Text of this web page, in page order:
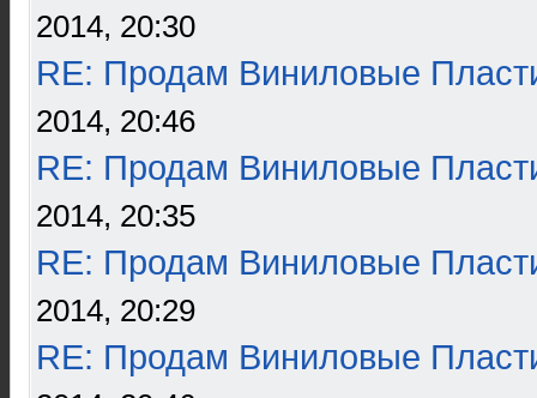
2014, 20:30
RE: Продам Виниловые
2014, 20:46
RE: Продам Виниловые
2014, 20:35
RE: Продам Виниловые
2014, 20:29
RE: Продам Виниловые